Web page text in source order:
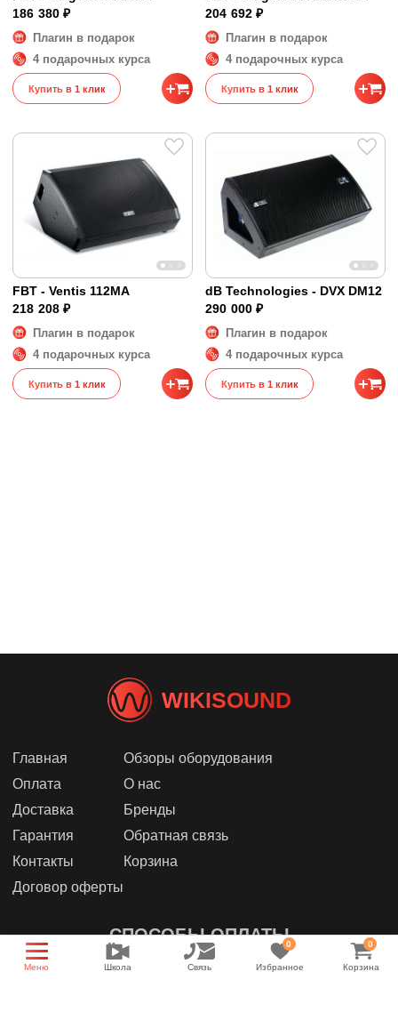
186 380 ₽
Плагин в подарок
4 подарочных курса
Купить в 1 клик
204 692 ₽
Плагин в подарок
4 подарочных курса
Купить в 1 клик
FBT - Ventis 112MA
218 208 ₽
Плагин в подарок
4 подарочных курса
Купить в 1 клик
dB Technologies - DVX DM12
290 000 ₽
Плагин в подарок
4 подарочных курса
Купить в 1 клик
WIKISOUND
Главная
Оплата
Доставка
Гарантия
Контакты
Договор оферты
Обзоры оборудования
О нас
Бренды
Обратная связь
Корзина
СПОСОБЫ ОПЛАТЫ
Меню Школа Связь
0
Избранное
0
Корзина